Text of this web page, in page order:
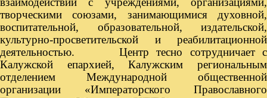
творческими союзами, занимающимися духовной,
воспитательной, образовательной, издательской,
культурно-просветительской и реабилитационной
деятельностью. Центр тесно сотрудничает с
Калужской епархией, Калужским региональным
отделением Международной общественной
организации «Императорского Православного